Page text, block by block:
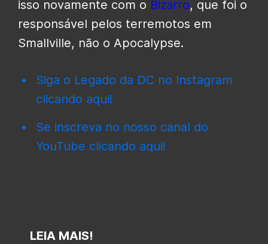
isso novamente com o Bizarro, que foi o
responsável pelos terremotos em
Smallville, não o Apocalypse.
Siga o Legado da DC no Instagram
clicando aqui!
Se inscreva no nosso canal do
YouTube clicando aqui!
LEIA MAIS!